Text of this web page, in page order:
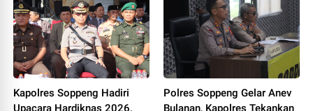
Kapolres Soppeng Hadiri
Upacara Hardiknas 2026,
Polres Soppeng Gelar Anev
Bulanan, Kapolres Tekankan